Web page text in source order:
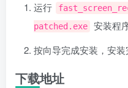
运行
patched.exe
安装程
按向导完成安装，安
下载地址